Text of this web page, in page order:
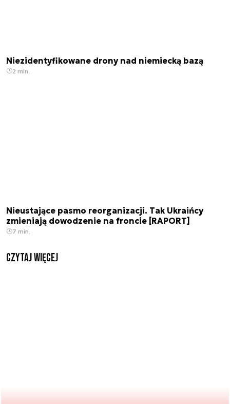
Niezidentyfikowane drony nad niemiecką bazą
2 min.
Nieustające pasmo reorganizacji. Tak Ukraińcy
zmieniają dowodzenie na froncie [RAPORT]
7 min.
czytaj więcej